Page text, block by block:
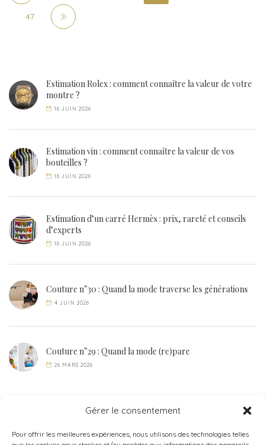
Gérer le consentement
Pour offrir les meilleures expériences, nous utilisons des technologies telles
47
Estimation Rolex : comment connaître la valeur de votre
montre ?
16 JUIN 2026
Estimation vin : comment connaître la valeur de vos
bouteilles ?
16 JUIN 2026
Estimation d’un carré Hermès : prix, rareté et conseils
d’experts
16 JUIN 2026
Couture n°30 : Quand la mode traverse les générations
4 JUIN 2026
Couture n°29 : Quand la mode (re)pare
26 MARS 2026